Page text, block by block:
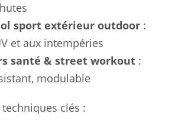
sport extérieur outdoor :
et aux intempéries
santé & street workout :
modulable
clés :